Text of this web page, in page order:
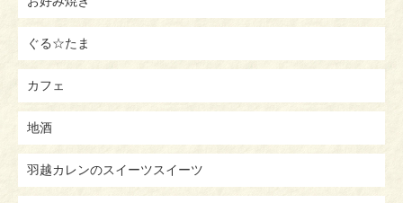
ぐる☆たま
カフェ
地酒
羽越カレンのスイーツスイーツ